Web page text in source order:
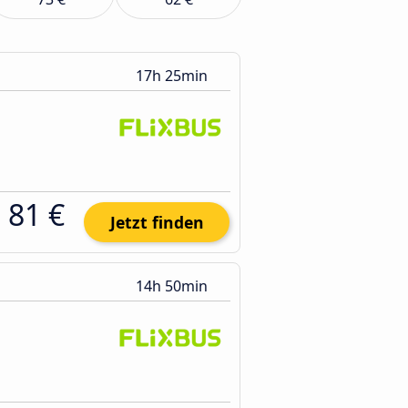
17h 25min
81 € Jetzt finden
14h 50min